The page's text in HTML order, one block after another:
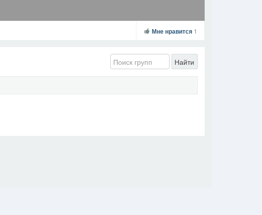
Мне нравится 1
Найти